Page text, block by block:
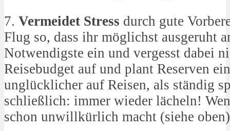
7. Vermeidet Stress durch gute
Flug so, dass ihr möglichst ausgeruht
Notwendigste ein und vergesst dabei
Reisebudget auf und plant Reserven
unglücklicher auf Reisen, als ständig
schließlich: immer wieder lächeln!
schon unwillkürlich macht (siehe